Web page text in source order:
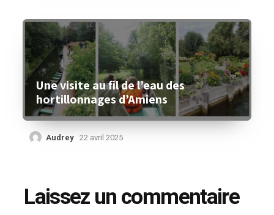
Une visite au fil de l’eau des
hortillonnages d’Amiens
Audrey 22 avril 2025
Laissez un commentaire